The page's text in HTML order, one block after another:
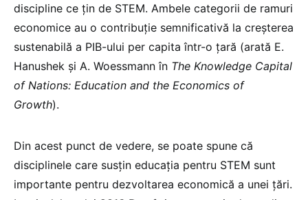
discipline ce țin de STEM. Ambele categorii de ramuri
economice au o contribuție semnificativă la creșterea
sustenabilă a PIB-ului per capita într-o țară (arată E.
Hanushek și A. Woessmann în The Knowledge Capital
of Nations: Education and the Economics of
Growth).
Din acest punct de vedere, se poate spune că
disciplinele care susțin educația pentru STEM sunt
importante pentru dezvoltarea economică a unei țări.